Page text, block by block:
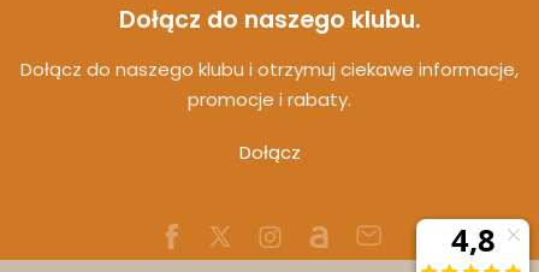
Dołącz do naszego klubu.
Dołącz do naszego klubu i otrzymuj ciekawe informacje,
promocje i rabaty.
Dołącz